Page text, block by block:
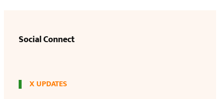
Social Connect
X UPDATES